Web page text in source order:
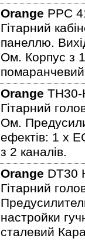
Orange PPC
Гітарний
панеллю.
Ом. Корпус з
Orange
Гітарний
Ом.
ефектів: 1 x
з 2 каналів.
Orange DT30
Гітарний
настройки
сталевий